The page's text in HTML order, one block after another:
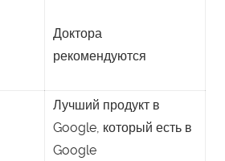
Доктора
рекомендуются
Лучший продукт в
Google, который есть в
Google